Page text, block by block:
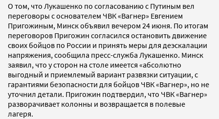
О том, что Лукашенко по согласованию с Путиным вел
переговоры с основателем ЧВК «Вагнер» Евгением
Пригожиным, Минск объявил вечером 24 июня. По итогам
переговоров Пригожин согласился остановить движение
своих бойцов по России и принять меры для деэскалации
напряжения, сообщила пресс-служба Лукашенко. Минск
заявил, что у сторон на столе имеется «абсолютно
выгодный и приемлемый вариант развязки ситуации, с
гарантиями безопасности для бойцов ЧВК «Вагнер», но не
уточнил детали. Пригожин подтвердил, что ЧВК «Вагнер»
разворачивает колонны и возвращается в полевые
лагеря.